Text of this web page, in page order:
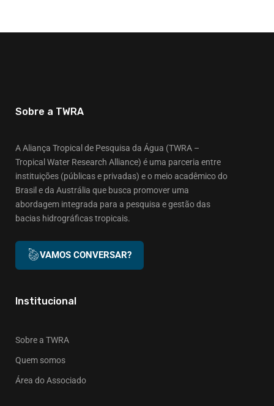
Sobre a TWRA
A Aliança Tropical de Pesquisa da Água (TWRA –
Tropical Water Research Alliance) é uma parceria entre
instituições (públicas e privadas) e o meio acadêmico do
Brasil e da Austrália que busca promover uma
abordagem integrada para a pesquisa e gestão das
bacias hidrográficas tropicais.
VAMOS CONVERSAR?
Institucional
Sobre a TWRA
Quem somos
Área do Associado